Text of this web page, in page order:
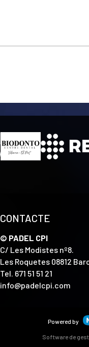
CONTACTE
© PADEL CPI
C/ Les Modistes nº8.
Les Roquetes 08812
Tel. 671 51 51 21
info@padelcpi.com
Powered by
Software de